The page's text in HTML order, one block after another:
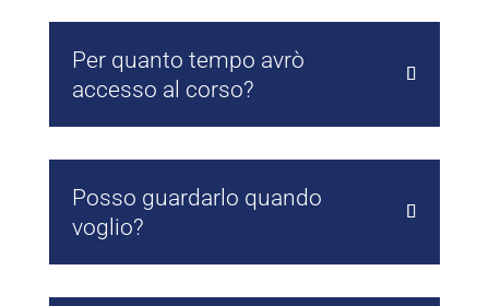
Per quanto tempo avrò
accesso al corso?
Posso guardarlo quando
voglio?